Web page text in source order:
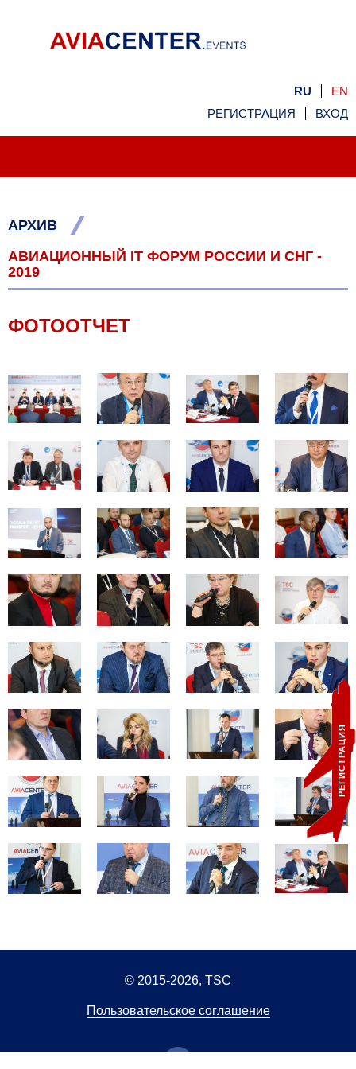
РЕГИСТРАЦИЯ
RU
EN
РЕГИСТРАЦИЯ
ВХОД
АРХИВ /
АВИАЦИОННЫЙ IT ФОРУМ РОССИИ И СНГ -
2019
ФОТООТЧЕТ
© 2015-2026, TSC
Пользовательское соглашение